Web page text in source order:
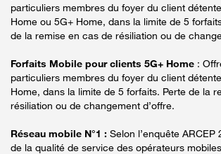
particuliers membres du foyer du client
Home ou 5G+ Home, dans la limite de 5
de la remise en cas de résiliation ou de
Forfaits Mobile pour clients 5G+ Home :
particuliers membres du foyer du client
Home, dans la limite de 5 forfaits. Perte de la
résiliation ou de changement d’offre.
Réseau mobile N°1 : Selon l’enquête ARCEP
de la qualité de service des opérateurs